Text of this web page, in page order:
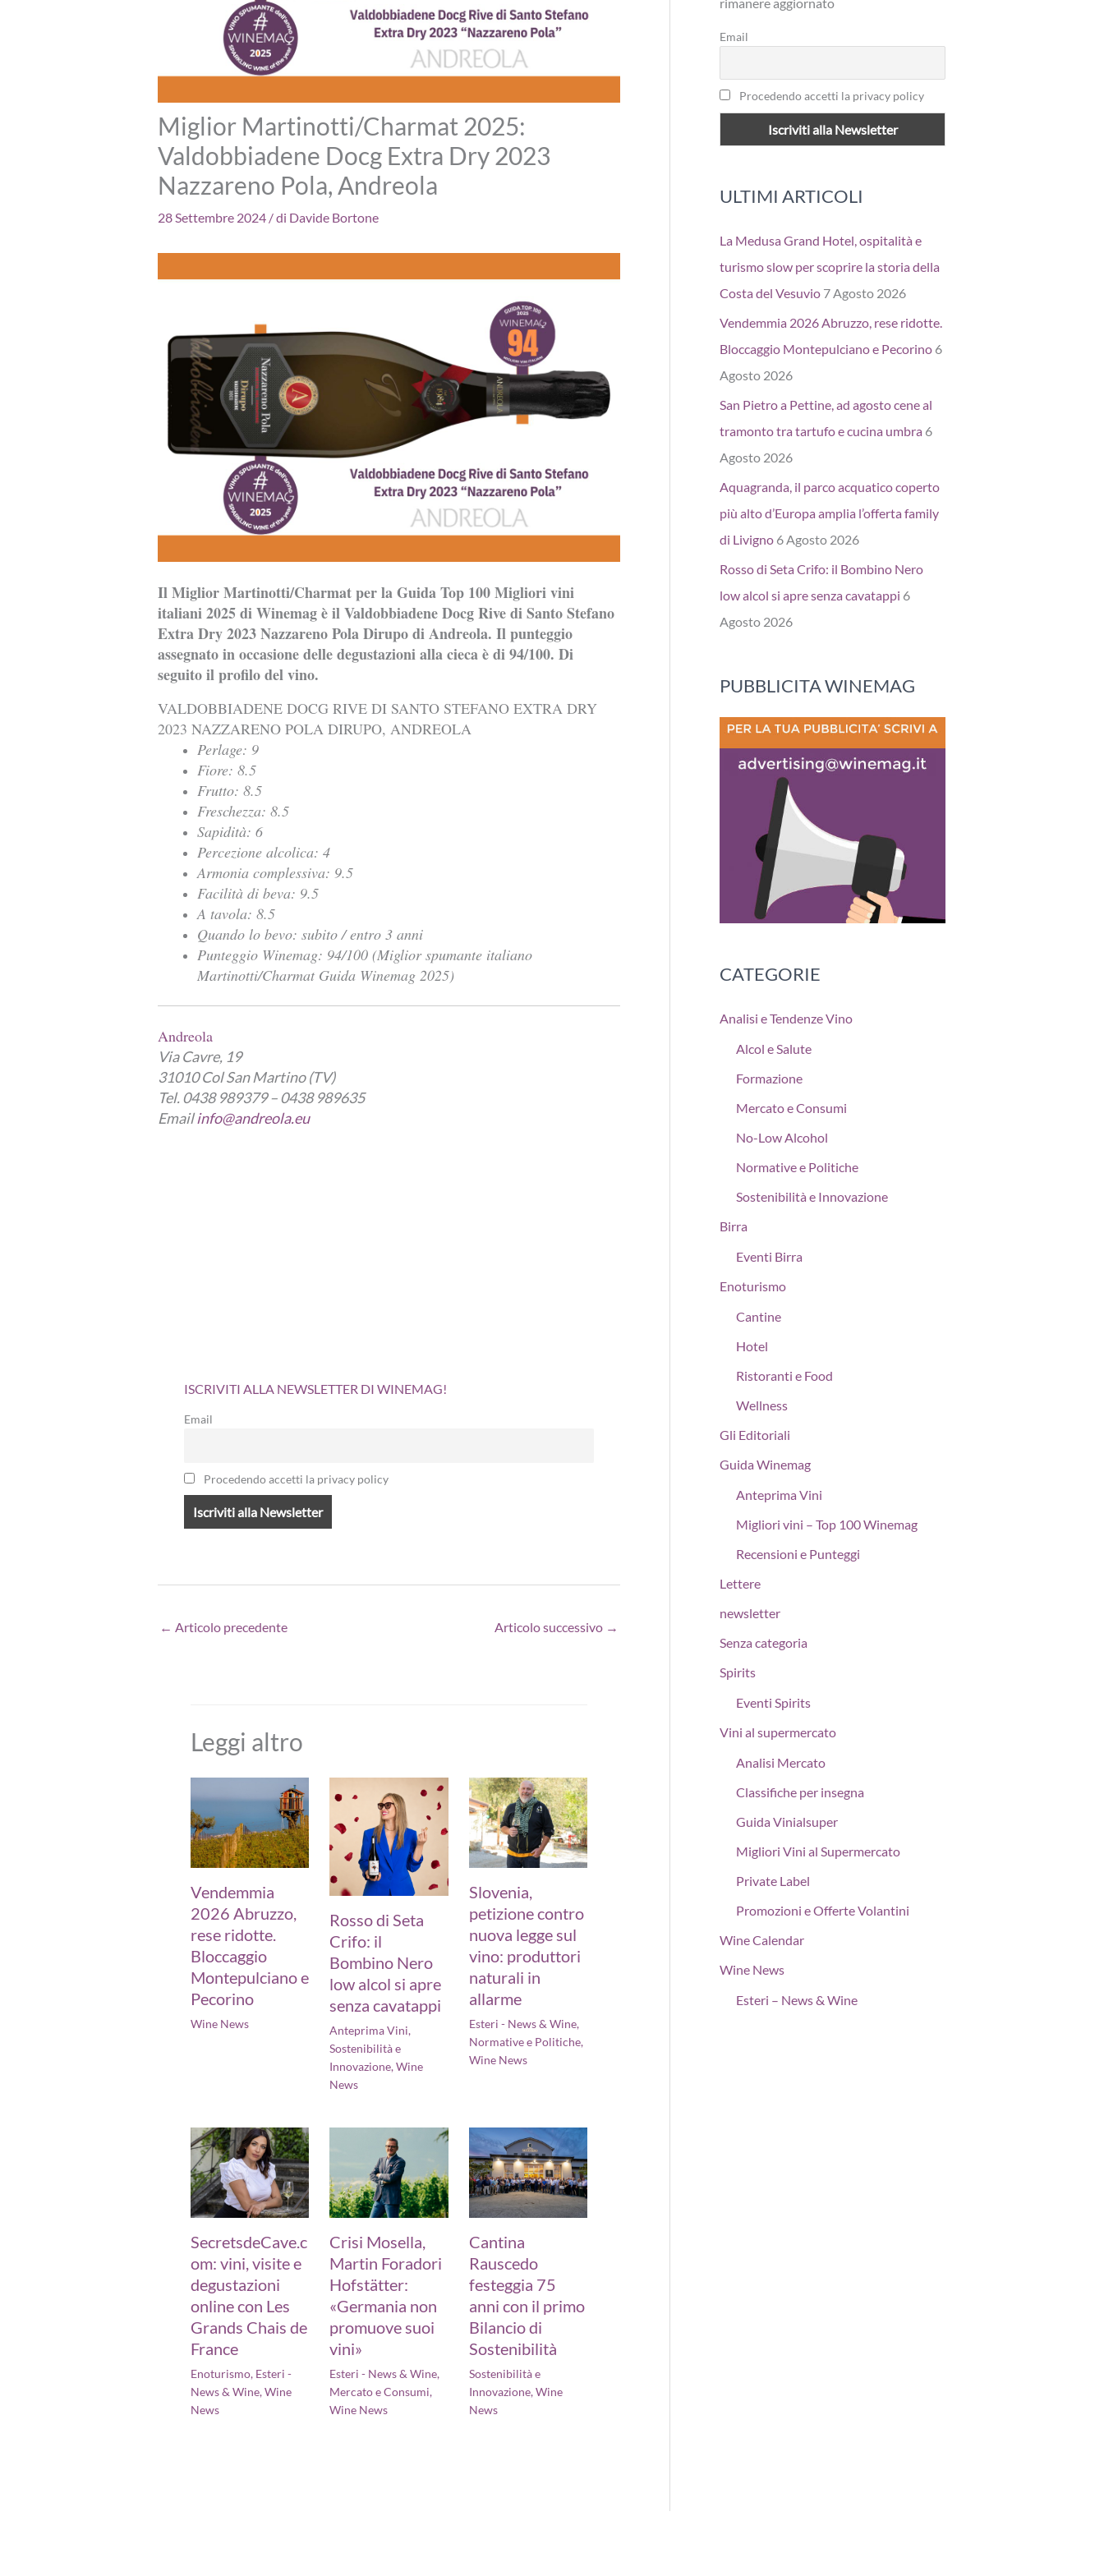
Miglior Martinotti/Charmat 2025:
Valdobbiadene Docg Extra Dry 2023
Nazzareno Pola, Andreola
28 Settembre 2024 / di Davide Bortone
Il Miglior Martinotti/Charmat per la Guida Top 100 Migliori vini
italiani 2025 di Winemag è il Valdobbiadene Docg Rive di Santo Stefano
Extra Dry 2023 Nazzareno Pola Dirupo di Andreola. Il punteggio
assegnato in occasione delle degustazioni alla cieca è di 94/100. Di
seguito il profilo del vino.
VALDOBBIADENE DOCG RIVE DI SANTO STEFANO EXTRA DRY
2023 NAZZARENO POLA DIRUPO, ANDREOLA
Perlage: 9
Fiore: 8.5
Frutto: 8.5
Freschezza: 8.5
Sapidità: 6
Percezione alcolica: 4
Armonia complessiva: 9.5
Facilità di beva: 9.5
A tavola: 8.5
Quando lo bevo: subito / entro 3 anni
Punteggio Winemag: 94/100 (Miglior spumante italiano
Martinotti/Charmat Guida Winemag 2025)
Andreola
Via Cavre, 19
31010 Col San Martino (TV)
Tel. 0438 989379 – 0438 989635
Emailinfo@andreola.eu
ISCRIVITI ALLA NEWSLETTER DI WINEMAG!
Email
Procedendo accetti la privacy policy
← Articolo precedente Articolo successivo →
Leggi altro
Vendemmia
2026 Abruzzo,
rese ridotte.
Bloccaggio
Montepulciano e
Pecorino
Wine News
Rosso di Seta
Crifo: il
Bombino Nero
low alcol si apre
senza cavatappi
Anteprima Vini,
Sostenibilità e
Innovazione,Wine
News
Slovenia,
petizione contro
nuova legge sul
vino: produttori
naturali in
allarme
Esteri - News & Wine,
Normative e Politiche,
Wine News
SecretsdeCave.c
om: vini, visite e
degustazioni
online con Les
Grands Chais de
France
Enoturismo, Esteri -
News & Wine,Wine
News
Crisi Mosella,
Martin Foradori
Hofstätter:
«Germania non
promuove suoi
vini»
Esteri - News & Wine,
Mercato e Consumi,
Wine News
Cantina
Rauscedo
festeggia 75
anni con il primo
Bilancio di
Sostenibilità
Sostenibilità e
Innovazione,Wine
News
Email
Procedendo accetti la privacy policy
ULTIMI ARTICOLI
La Medusa Grand Hotel, ospitalità e
turismo slow per scoprire la storia della
Costa del Vesuvio 7 Agosto 2026
Vendemmia 2026 Abruzzo, rese ridotte.
Bloccaggio Montepulciano e Pecorino 6
Agosto 2026
San Pietro a Pettine, ad agosto cene al
tramonto tra tartufo e cucina umbra 6
Agosto 2026
Aquagranda, il parco acquatico coperto
più alto d’Europa amplia l’offerta family
di Livigno 6 Agosto 2026
Rosso di Seta Crifo: il Bombino Nero
low alcol si apre senza cavatappi 6
Agosto 2026
PUBBLICITA WINEMAG
CATEGORIE
Analisi e Tendenze Vino
Alcol e Salute
Formazione
Mercato e Consumi
No-Low Alcohol
Normative e Politiche
Sostenibilità e Innovazione
Birra
Eventi Birra
Enoturismo
Cantine
Hotel
Ristoranti e Food
Wellness
Gli Editoriali
Guida Winemag
Anteprima Vini
Migliori vini – Top 100 Winemag
Recensioni e Punteggi
Lettere
newsletter
Senza categoria
Spirits
Eventi Spirits
Vini al supermercato
Analisi Mercato
Classifiche per insegna
Guida Vinialsuper
Migliori Vini al Supermercato
Private Label
Promozioni e Offerte Volantini
Wine Calendar
Wine News
Esteri – News & Wine